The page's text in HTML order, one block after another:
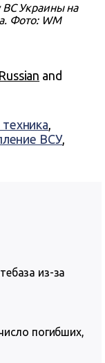
ВС Украины на
Фото: WM
Russian and
,
ВСУ,
из-за
погибших,